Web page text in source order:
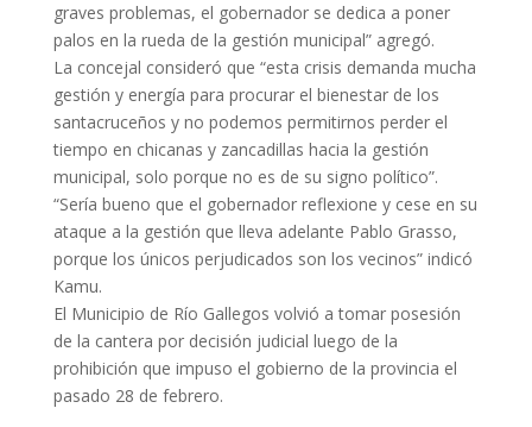
graves problemas, el gobernador se dedica a poner
palos en la rueda de la gestión municipal” agregó.
La concejal consideró que “esta crisis demanda mucha
gestión y energía para procurar el bienestar de los
santacruceños y no podemos permitirnos perder el
tiempo en chicanas y zancadillas hacia la gestión
municipal, solo porque no es de su signo político”.
“Sería bueno que el gobernador reflexione y cese en su
ataque a la gestión que lleva adelante Pablo Grasso,
porque los únicos perjudicados son los vecinos” indicó
Kamu.
El Municipio de Río Gallegos volvió a tomar posesión
de la cantera por decisión judicial luego de la
prohibición que impuso el gobierno de la provincia el
pasado 28 de febrero.